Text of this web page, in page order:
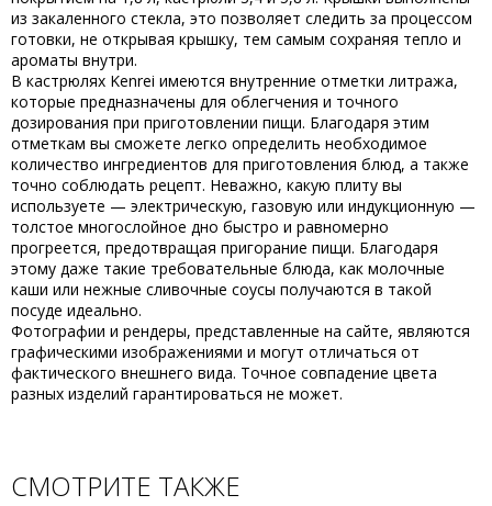
из закаленного стекла, это позволяет следить за процессом
готовки, не открывая крышку, тем самым сохраняя тепло и
ароматы внутри.
В кастрюлях Kenrei имеются внутренние отметки литража,
которые предназначены для облегчения и точного
дозирования при приготовлении пищи. Благодаря этим
отметкам вы сможете легко определить необходимое
количество ингредиентов для приготовления блюд, а также
точно соблюдать рецепт. Неважно, какую плиту вы
используете — электрическую, газовую или индукционную —
толстое многослойное дно быстро и равномерно
прогреется, предотвращая пригорание пищи. Благодаря
этому даже такие требовательные блюда, как молочные
каши или нежные сливочные соусы получаются в такой
посуде идеально.
Фотографии и рендеры, представленные на сайте, являются
графическими изображениями и могут отличаться от
фактического внешнего вида. Точное совпадение цвета
разных изделий гарантироваться не может.
СМОТРИТЕ ТАКЖЕ